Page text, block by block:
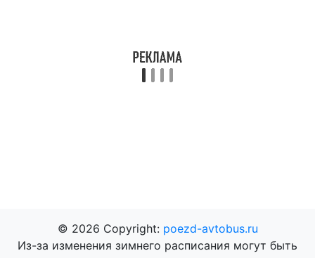
© 2026 Copyright: poezd-avtobus.ru
Из-за изменения зимнего расписания могут быть